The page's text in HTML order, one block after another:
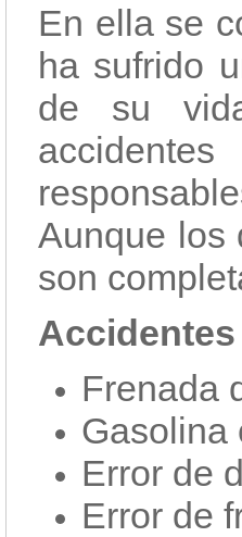
En ella se
ha sufrido
de su
Aunque los
son
Frenada
Gasolina
Error de
Error de